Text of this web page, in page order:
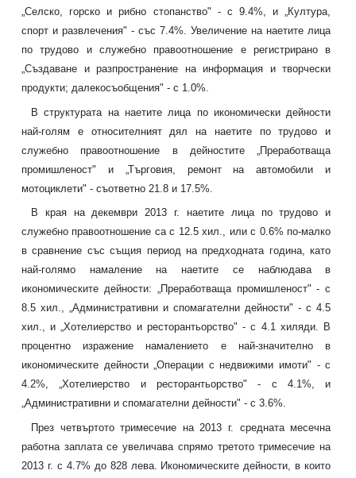
„Селско, горско и рибно стопанство" - с 9.4%, и „Култура,
спорт и развлечения" - със 7.4%. Увеличение на наетите лица
по трудово и служебно правоотношение е регистрирано в
„Създаване и разпространение на информация и творчески
продукти; далекосъобщения" - с 1.0%.
В структурата на наетите лица по икономически дейности
най-голям е относителният дял на наетите по трудово и
служебно правоотношение в дейностите „Преработваща
промишленост" и „Търговия, ремонт на автомобили и
мотоциклети" - съответно 21.8 и 17.5%.
В края на декември 2013 г. наетите лица по трудово и
служебно правоотношение са с 12.5 хил., или с 0.6% по-малко
в сравнение със същия период на предходната година, като
най-голямо намаление на наетите се наблюдава в
икономическите дейности: „Преработваща промишленост" - с
8.5 хил., „Административни и спомагателни дейности" - с 4.5
хил., и „Хотелиерство и ресторантьорство" - с 4.1 хиляди. В
процентно изражение намалението е най-значително в
икономическите дейности „Операции с недвижими имоти" - с
4.2%, „Хотелиерство и ресторантьорство" - с 4.1%, и
„Административни и спомагателни дейности" - с 3.6%.
През четвъртото тримесечие на 2013 г. средната месечна
работна заплата се увеличава спрямо третото тримесечие на
2013 г. с 4.7% до 828 лева. Икономическите дейности, в които